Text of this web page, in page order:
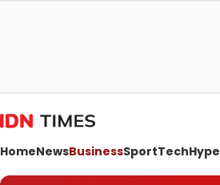
HomeNewsBusinessSportTechHype